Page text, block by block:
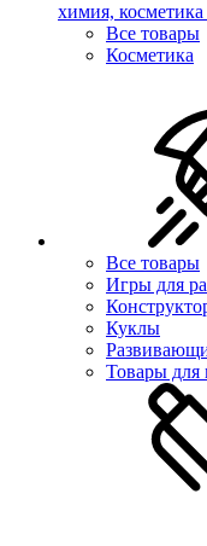
химия,
Все товары
Косметика
Все товары
Игры для
Куклы
Товары